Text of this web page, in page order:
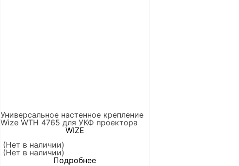
Универсальное настенное крепление
Wize WTH 4765 для УКФ проектора
WIZE
(Нет в наличии)
(Нет в наличии)
Подробнее